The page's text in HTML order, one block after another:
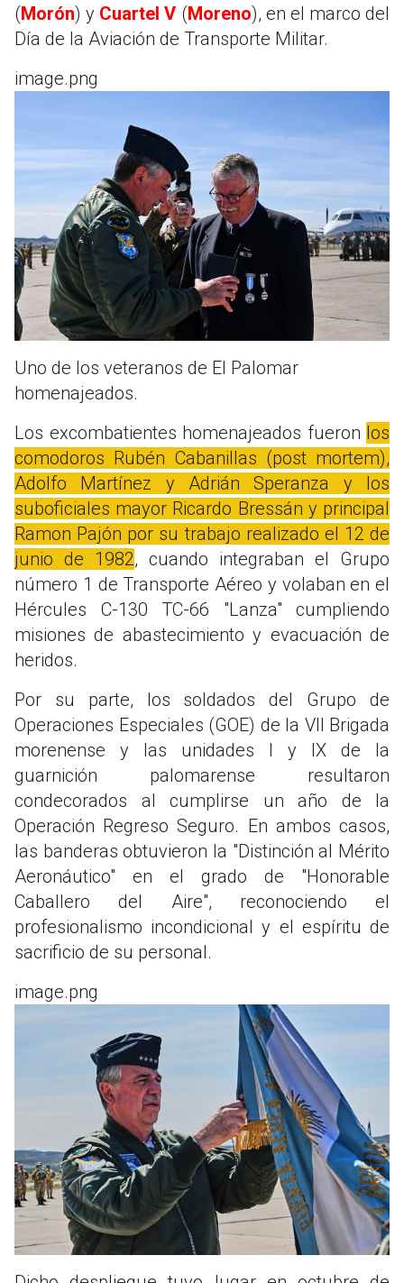
(Morón) y Cuartel V (Moreno), en el marco del
Día de la Aviación de Transporte Militar.
image.png
Uno de los veteranos de El Palomar
homenajeados.
Los excombatientes homenajeados fueron los
comodoros Rubén Cabanillas (post mortem),
Adolfo Martínez y Adrián Speranza y los
suboficiales mayor Ricardo Bressán y principal
Ramon Pajón por su trabajo realizado el 12 de
junio de 1982, cuando integraban el Grupo
número 1 de Transporte Aéreo y volaban en el
Hércules C-130 TC-66 "Lanza" cumpliendo
misiones de abastecimiento y evacuación de
heridos.
Por su parte, los soldados del Grupo de
Operaciones Especiales (GOE) de la VII Brigada
morenense y las unidades I y IX de la
guarnición palomarense resultaron
condecorados al cumplirse un año de la
Operación Regreso Seguro. En ambos casos,
las banderas obtuvieron la "Distinción al Mérito
Aeronáutico" en el grado de "Honorable
Caballero del Aire", reconociendo el
profesionalismo incondicional y el espíritu de
sacrificio de su personal.
image.png